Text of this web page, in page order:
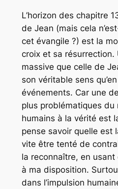
L’horizon des chapitre
de Jean (mais cela
cet évangile ?) est la
croix et sa résurrection.
massive que celle de
son véritable sens
événements. Car une
plus problématiques
humains à la vérité est
pense savoir quelle est
vite être tenté de
la reconnaître, en
à ma disposition.
dans l’impulsion